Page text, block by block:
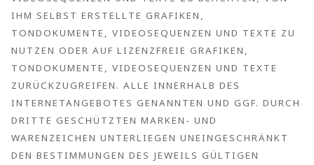
IHM SELBST ERSTELLTE GRAFIKEN,
TONDOKUMENTE, VIDEOSEQUENZEN UND TEXTE ZU
NUTZEN ODER AUF LIZENZFREIE GRAFIKEN,
TONDOKUMENTE, VIDEOSEQUENZEN UND TEXTE
ZURÜCKZUGREIFEN. ALLE INNERHALB DES
INTERNETANGEBOTES GENANNTEN UND GGF. DURCH
DRITTE GESCHÜTZTEN MARKEN- UND
WARENZEICHEN UNTERLIEGEN UNEINGESCHRÄNKT
DEN BESTIMMUNGEN DES JEWEILS GÜLTIGEN